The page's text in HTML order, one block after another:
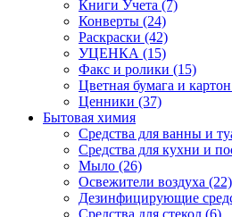
Книги Учета (7)
Конверты (24)
Раскраски (42)
УЦЕНКА (15)
Факс и ролики (15)
Цветная бумага и
Ценники (37)
Бытовая химия
Средства для ванны и
Средства для кухни и
Мыло (26)
Освежители воздуха (22)
Дезинфицирующие
Средства для стекол (6)